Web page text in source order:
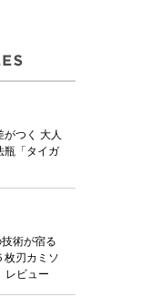
つく 大人
瓶「タイガ
術が宿る
枚刃カミソ
レビュー